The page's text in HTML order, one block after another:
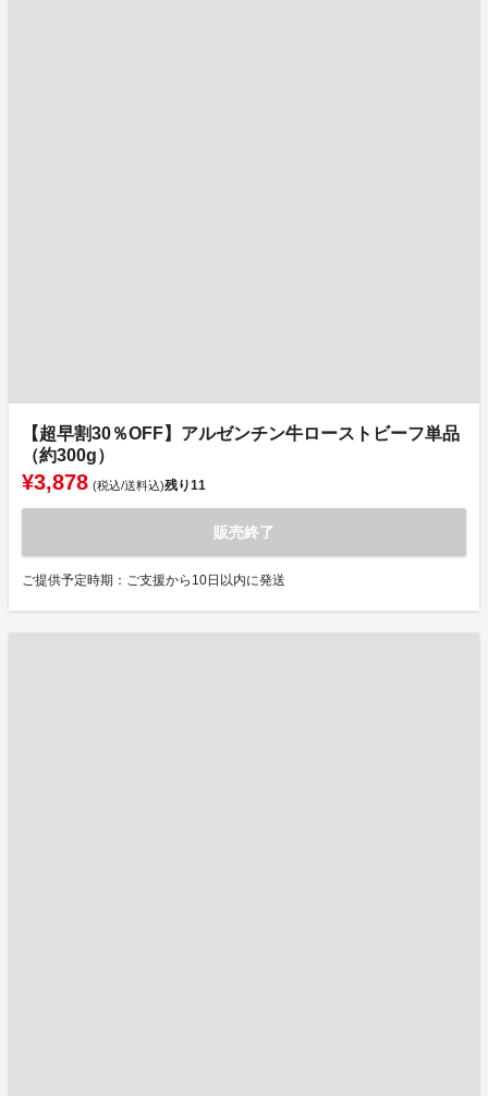
【超早割30％OFF】アルゼンチン牛ローストビーフ単品
（約300g）
¥3,878 (税込/送料込)残り11
販売終了
ご提供予定時期：ご支援から10日以内に発送